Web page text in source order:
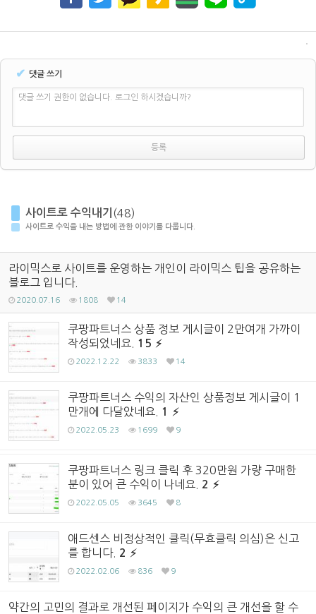
✔ 댓글 쓰기
댓글 쓰기 권한이 없습니다. 로그인 하시겠습니까?
사이트로 수익내기 (48)
사이트로 수익을 내는 방법에 관한 이야기를 다룹니다.
라이믹스로 사이트를 운영하는 개인이 라이믹스 팁을 공유하는
블로그 입니다.
2020.07.16 1808 14
쿠팡파트너스 상품 정보 게시글이 2만여개 가까이
작성되었네요.
15
2022.12.22 3833 14
쿠팡파트너스 수익의 자산인 상품정보 게시글이 1
만개에 다달았네요.
1
2022.05.23 1699 9
쿠팡파트너스 링크 클릭 후 320만원 가량 구매한
분이 있어 큰 수익이 나네요.
2
2022.05.05 3645 8
애드센스 비정상적인 클릭(무효클릭 의심)은 신고
를 합니다. 2
2022.02.06 836 9
약간의 고민의 결과로 개선된 페이지가 수익의 큰 개선을 할 수